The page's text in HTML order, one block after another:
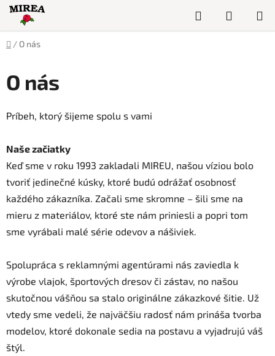
Prejsť
obsah
Hľadať
KOŠÍK
Domov
/ O nás
O nás
Príbeh, ktorý šijeme spolu s vami
Naše začiatky
Keď sme v roku 1993 zakladali MIREU, našou víziou bolo
tvoriť jedinečné kúsky, ktoré budú odrážať osobnosť
každého zákazníka. Začali sme skromne – šili sme na
mieru z materiálov, ktoré ste nám priniesli a popri tom
sme vyrábali malé série odevov a nášiviek.
Spolupráca s reklamnými agentúrami nás zaviedla k
výrobe vlajok, športových dresov či zástav, no našou
skutočnou vášňou sa stalo originálne zákazkové šitie. Už
vtedy sme vedeli, že najväčšiu radosť nám prináša tvorba
modelov, ktoré dokonale sedia na postavu a vyjadrujú váš
štýl.